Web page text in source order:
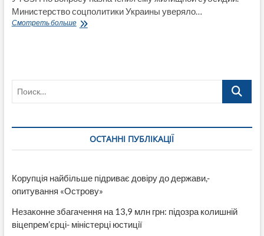
Министерство соцполитики Украины уверяло…
Смотреть большеНа
субсидий
Поиск…
ОСТАННІ ПУБЛІКАЦІЇ
Корупція найбільше підриває довіру до держави,-
опитування «Острову»
Незаконне збагачення на 13,9 млн грн: підозра колишній
віцепрем’єрці- міністерці юстиції